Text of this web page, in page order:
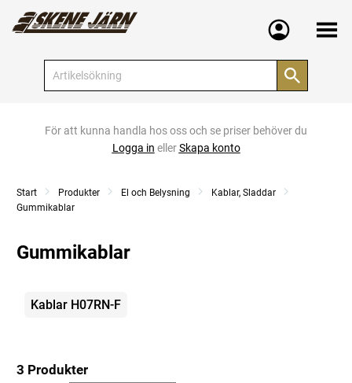
Meny
För att kunna handla hos oss och se priser behöver du
Logga in ellerSkapa konto
Start Produkter El och Belysning
Kablar, Sladdar
Gummikablar
Gummikablar
Kategorier
Kablar H07RN-F
3 Produkter